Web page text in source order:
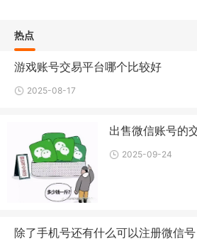
热点
游戏账号交易平台哪个比较好
2025-08-17
出售微信账号的
2025-09-24
除了手机号还有什么可以注册微信号